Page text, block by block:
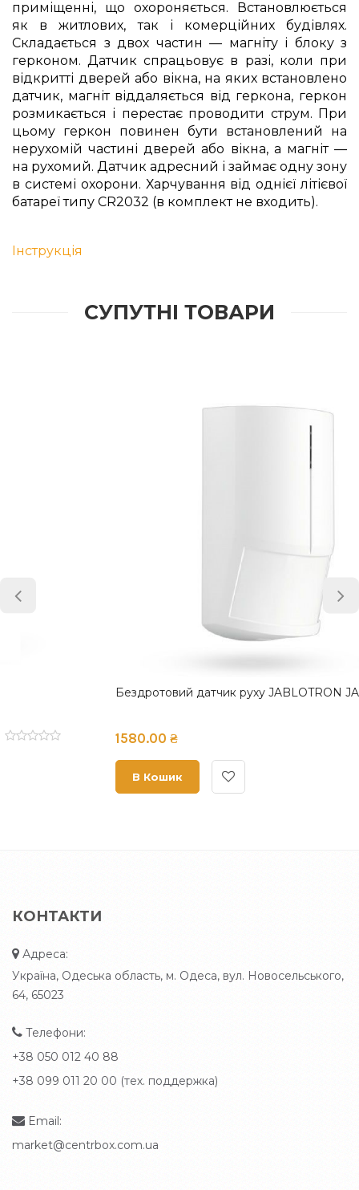
приміщенні, що охороняється. Встановлюється
як в житлових, так і комерційних будівлях.
Складається з двох частин — магніту і блоку з
герконом. Датчик спрацьовує в разі, коли при
відкритті дверей або вікна, на яких встановлено
датчик, магніт віддаляється від геркона, геркон
розмикається і перестає проводити струм. При
цьому геркон повинен бути встановлений на
нерухомій частині дверей або вікна, а магніт —
на рухомий. Датчик адресний і займає одну зону
в системі охорони. Харчування від однієї літієвої
батареї типу CR2032 (в комплект не входить).
Інструкція
СУПУТНІ ТОВАРИ
Бездротовий датчик руху JABLOTRON JA-180P
1580.00 ₴
КОНТАКТИ
Адреса:
Україна, Одеська область, м. Одеса, вул. Новосельського,
64, 65023
Телефони:
+38 050 012 40 88
+38 099 011 20 00 (тех. поддержка)
Email:
market@centrbox.com.ua